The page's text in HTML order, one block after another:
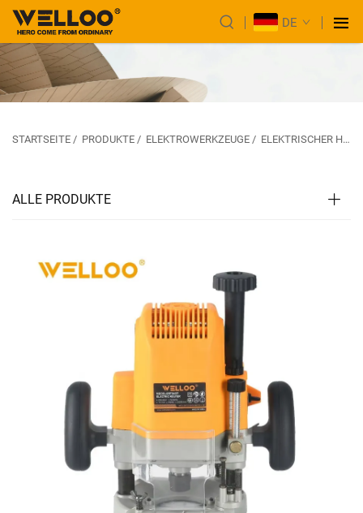
DE
STARTSEITE / PRODUKTE / ELEKTROWERKZEUGE / ELEKTRISCHER HOBEL UND FRÄSE
ALLE PRODUKTE